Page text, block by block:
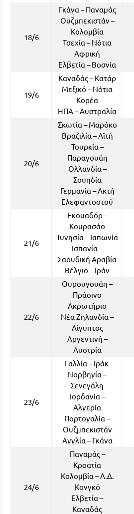
18/6
Γκάνα – Παναμάς
Ουζμπεκιστάν –
Κολομβία
Τσεχία – Νότια
Αφρική
Ελβετία – Βοσνία
19/6
Καναδάς – Κατάρ
Μεξικό – Νότια
Κορέα
ΗΠΑ – Αυστραλία
20/6
Σκωτία – Μαρόκο
Βραζιλία – Αϊτή
Τουρκία –
Παραγουάη
Ολλανδία –
Σουηδία
Γερμανία – Ακτή
Ελεφαντοστού
21/6
Εκουαδόρ –
Κουρασάο
Τυνησία – Ιαπωνία
Ισπανία –
Σαουδική Αραβία
Βέλγιο – Ιράν
22/6
Ουρουγουάη –
Πράσινο
Ακρωτήριο
Νέα Ζηλανδία –
Αίγυπτος
Αργεντινή –
Αυστρία
23/6
Γαλλία – Ιράκ
Νορβηγία –
Σενεγάλη
Ιορδανία –
Αλγερία
Πορτογαλία –
Ουζμπεκιστάν
Αγγλία – Γκάνα
24/6
Παναμάς –
Κροατία
Κολομβία – Λ.Δ.
Κονγκό
Ελβετία –
Καναδάς